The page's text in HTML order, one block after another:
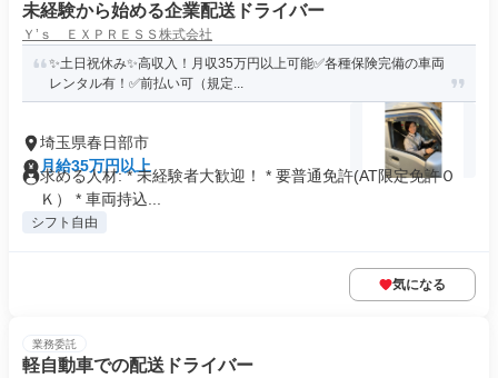
未経験から始める企業配送ドライバー
Ｙ’ｓ ＥＸＰＲＥＳＳ株式会社
✨土日祝休み✨高収入！月収35万円以上可能✅各種保険完備の車両
レンタル有！✅前払い可（規定...
埼玉県春日部市
月給35万円以上
求める人材: * 未経験者大歓迎！ * 要普通免許(AT限定免許Ｏ
Ｋ） * 車両持込...
シフト自由
気になる
業務委託
軽自動車での配送ドライバー